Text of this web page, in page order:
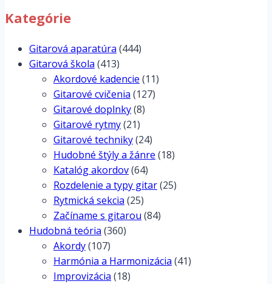
Kategórie
Gitarová aparatúra (444)
Gitarová škola (413)
Akordové kadencie (11)
Gitarové cvičenia (127)
Gitarové doplnky(8)
Gitarové rytmy(21)
Gitarové techniky(24)
Hudobné štýly a žánre (18)
Katalóg akordov(64)
Rozdelenie a typy gitar(25)
Rytmická sekcia (25)
Začíname s gitarou (84)
Hudobná teória (360)
Akordy(107)
Harmónia a Harmonizácia (41)
Improvizácia (18)